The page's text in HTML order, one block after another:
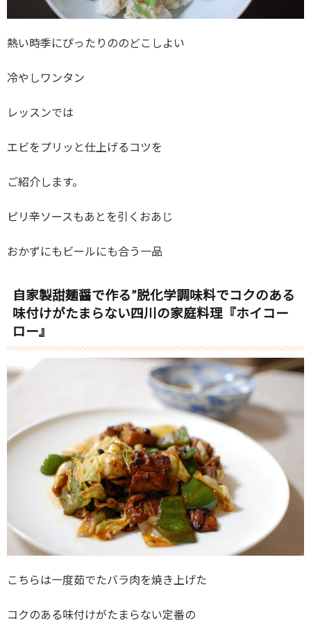
熱い時季にぴったりののどこしよい
冷やしワンタン
レッスンでは
エビをプリッと仕上げるコツを
ご紹介します。
ピリ辛ソースもあとを引くおあじ
おかずにもビールにも合う一品
自家製甜麺醤で作る”脱化学調味料でコクのある
味付けがたまらない四川の家庭料理『ホイコー
ロー』
こちらは一度茹でたバラ肉を焼き上げた
コクのある味付けがたまらない定番の